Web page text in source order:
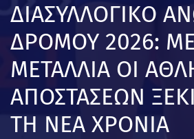
ΔΙΑΣΥΛΛΟΓΙΚΟ
ΔΡΟΜΟΥ 2026: ΜΕ
ΜΕΤΑΛΛΙΑ ΟΙ
ΑΠΟΣΤΑΣΕΩΝ
ΤΗ ΝΕΑ ΧΡΟΝΙΑ